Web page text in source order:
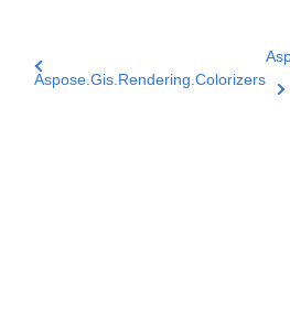
Aspose.Gis.Rendering.Colorizers